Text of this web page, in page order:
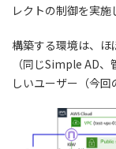
レクトの制御を実施
構築する環境は、
（同じSimple AD
しいユーザー（今